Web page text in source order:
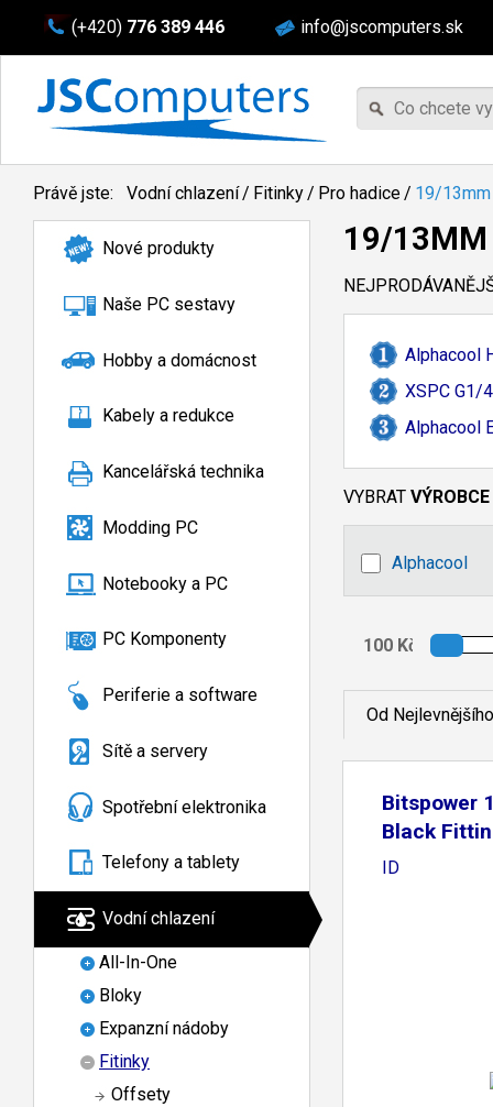
(+420) 776 389 446 info@jscomputers.sk
Právě jste: Vodní chlazení/ Fitinky/ Pro hadice/ 19/13mm
Nové produkty
Naše PC sestavy
Hobby a domácnost
Kabely a redukce
Kancelářská technika
Modding PC
Notebooky a PC
PC Komponenty
Periferie a software
Sítě a servery
Spotřební elektronika
Telefony a tablety
Vodní chlazení
All-In-One
Bloky
Expanzní nádoby
Fitinky
Offsety
19/13MM
Alphacool
XSPC G1/
Alphacool
VYBRAT VÝROBCE
Alphacool
Od Nejlevnějšího
Bitspower
Black
ID